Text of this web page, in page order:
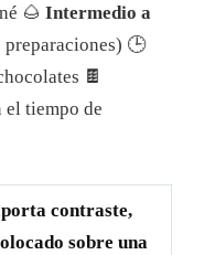
🌰 Intermedio a
🕒
🍫
el tiempo de
contraste,
sobre una